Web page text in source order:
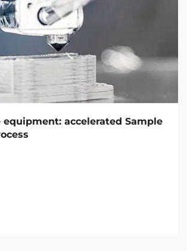
equipment: accelerated Sample